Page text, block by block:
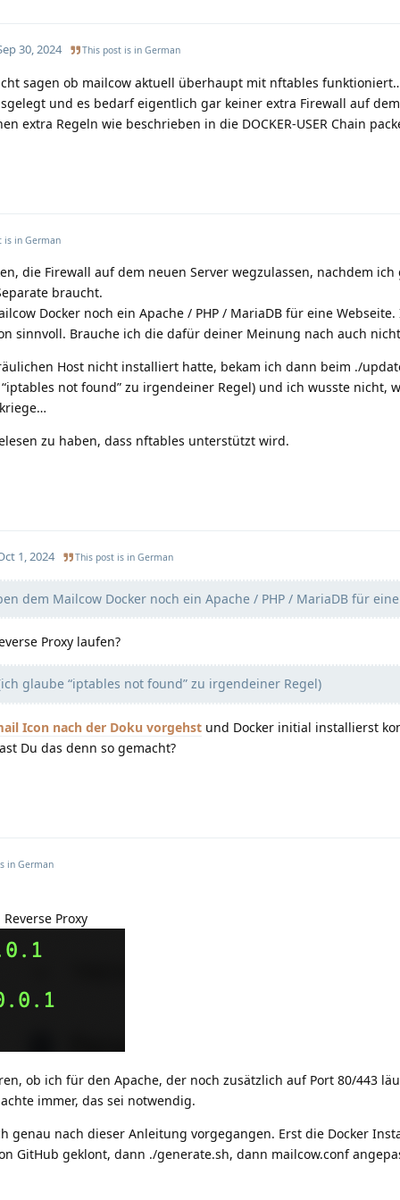
30, 2024 This post is in German
sagen ob mailcow aktuell überhaupt mit nftables
und es bedarf eigentlich gar keiner extra Firewall auf
extra Regeln wie beschrieben in die DOCKER-USER Chain
is in German
die Firewall auf dem neuen Server wegzulassen, nachdem ich
braucht.
Docker noch ein Apache / PHP / MariaDB für eine
sinnvoll. Brauche ich die dafür deiner Meinung nach auch
Host nicht installiert hatte, bekam ich dann beim ./
not found” zu irgendeiner Regel) und ich wusste nicht,
zu haben, dass nftables unterstützt wird.
1, 2024 This post is in German
dem Mailcow Docker noch ein Apache / PHP / MariaDB für
Proxy laufen?
glaube “iptables not found” zu irgendeiner Regel)
nach der Doku vorgehst und Docker initial installierst
Du das denn so gemacht?
in German
Proxy
ob ich für den Apache, der noch zusätzlich auf Port 80/443
immer, das sei notwendig.
genau nach dieser Anleitung vorgegangen. Erst die Docker
GitHub geklont, dann ./generate.sh, dann mailcow.conf